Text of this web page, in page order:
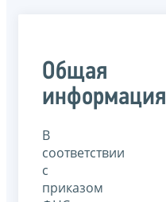
Общая
информация
В
соответствии
с
приказом